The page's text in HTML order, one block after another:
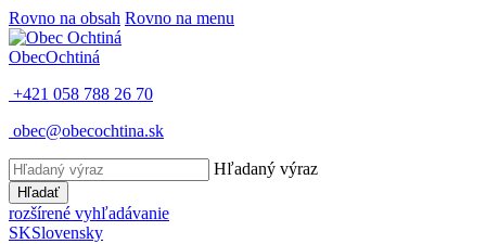
Rovno na obsah Rovno na menu
ObecOchtiná
+421 058 788 26 70
obec@obecochtina.sk
Hľadaný výraz
Hľadať
rozšírené vyhľadávanie
SKSlovensky